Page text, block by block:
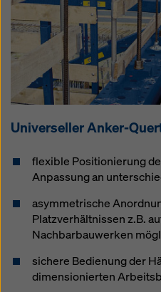
Universeller Anker-
flexible Positionierung
Anpassung an
asymmetrische
Platzverhältnissen z.B.
Nachbarbauwerken
sichere Bedienung der
dimensionierten